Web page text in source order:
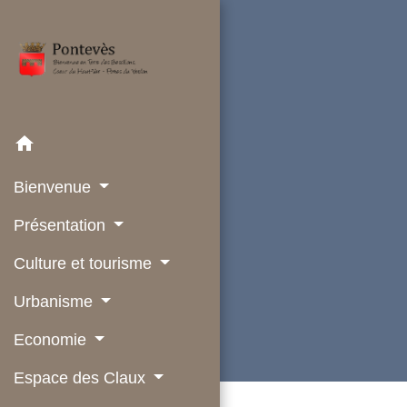
home
Bienvenue
Présentation
Culture et tourisme
Urbanisme
Economie
Espace des Claux